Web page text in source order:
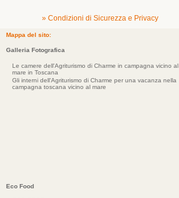
» Condizioni di Sicurezza e Privacy
Mappa del sito:
Galleria Fotografica
Le camere dell'Agriturismo di Charme in campagna vicino al
mare in Toscana
Gli interni dell'Agriturismo di Charme per una vacanza nella
campagna toscana vicino al mare
Eco Food